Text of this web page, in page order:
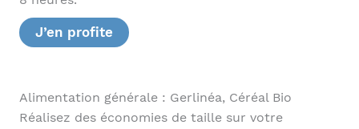
J’en profite
Alimentation générale : Gerlinéa, Céréal Bio
Réalisez des économies de taille sur votre